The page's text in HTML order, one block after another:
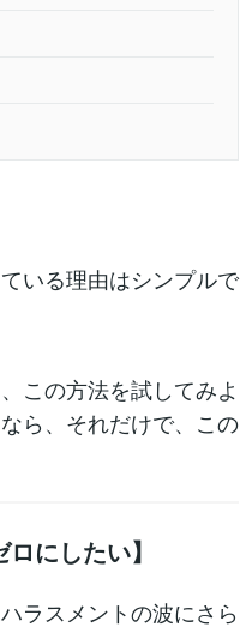
いる理由はシンプルで
この方法を試してみよ
ら、それだけで、この
にしたい】
ラスメントの波にさら